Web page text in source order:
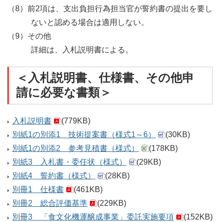
（8）前2項は、支出負担行為担当官が誓約書の提出を要し
ないと認める場合は適用しない。
（9）その他
詳細は、入札説明書による。
＜入札説明書、仕様書、その他申
請に必要な書類＞
入札説明書
(779KB)
別紙1の別添1 技術提案書（様式1～6）
(30KB)
別紙1の別添2 参考見積書（様式）
(178KB)
別紙3 入札書・委任状（様式）
(29KB)
別紙4 誓約書（様式）
(28KB)
別冊1 仕様書
(461KB)
別冊2 総合評価基準
(229KB)
別冊3 「食文化機運醸成事業」委託実施要項
(152KB)